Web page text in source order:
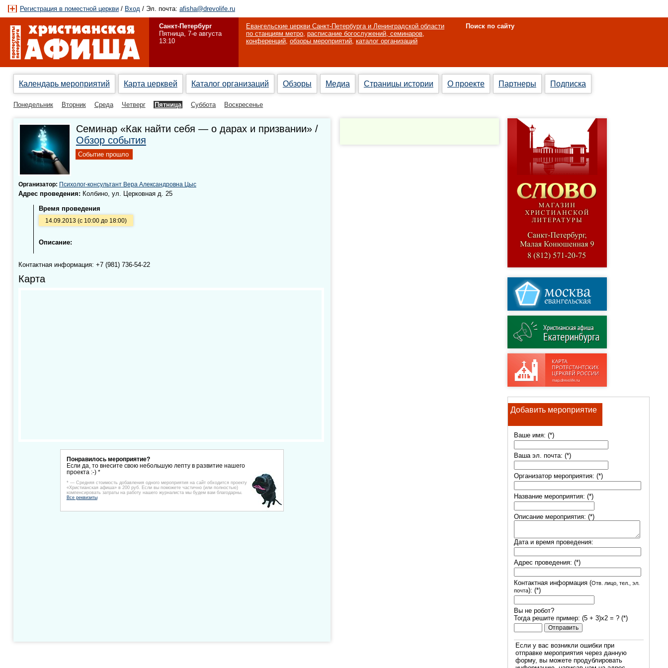
Регистрация в поместной церкви / Вход / Эл. почта: afisha@drevolife.ru
Санкт-Петербург
Пятница, 7-е августа
13:10
Евангельские церкви Санкт-Петербурга и Ленинградской области
по станциям метро, расписание богослужений, семинаров,
конференций, обзоры мероприятий, каталог организаций
Поиск по сайту
Календарь мероприятий Карта церквей Каталог организаций Обзоры Медиа Страницы истории О проекте Партнеры Подписка
Понедельник Вторник Среда Четверг Пятница Суббота Воскресенье
Семинар «Как найти себя — о дарах и призвании» /
Обзор события
Событие прошло
Организатор: Психолог-консультант Вера Александровна Цыс
Адрес проведения: Колбино, ул. Церковная д. 25
Время проведения
14.09.2013 (с 10:00 до 18:00)
Описание:
Контактная информация: +7 (981) 736-54-22
Карта
Понравилось мероприятие?
Если да, то внесите свою небольшую лепту в развитие нашего
проекта :-) *
* — Средняя стоимость добавления одного мероприятия на сайт обходится проекту
«Христианская афиша» в 200 руб. Если вы поможете частично (или полностью)
компенсировать затраты на работу нашего журналиста мы будем вам благодарны.
Все реквизиты
Добавить мероприятие
Ваше имя: (*)
Ваша эл. почта: (*)
Организатор мероприятия: (*)
Название мероприятия: (*)
Описание мероприятия: (*)
Дата и время проведения:
Адрес проведения: (*)
Контактная информация (Отв. лицо, тел., эл.
почта): (*)
Вы не робот?
Тогда решите пример: (5 + 3)х2 = ? (*)
Если у вас возникли ошибки при
отправке мероприятия через данную
форму, вы можете продублировать